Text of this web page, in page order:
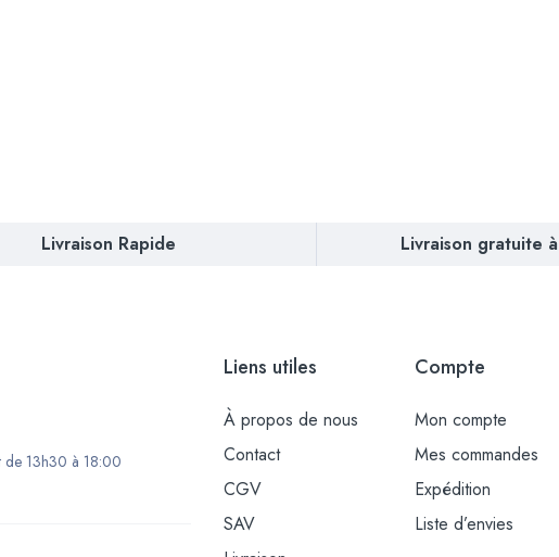
Livraison Rapide Livraison gratuite
13h30 à 18:00
Liens utiles
À propos de nous
Contact
CGV
SAV
Compte
Mon compte
Mes commandes
Expédition
Liste d’envies